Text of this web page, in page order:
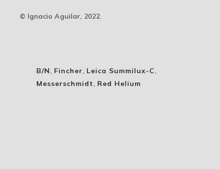
© Ignacio Aguilar, 2022.
B/N, Fincher, Leica Summilux-C,
Messerschmidt, Red Helium